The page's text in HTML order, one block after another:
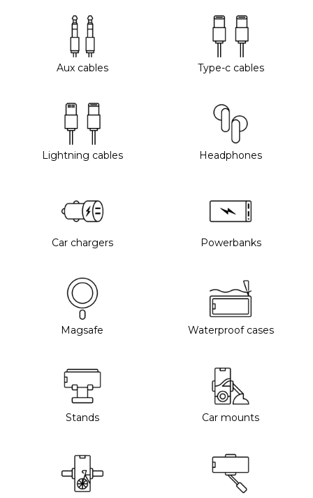
Aux cables Type-c cables
Lightning cables Headphones
Car chargers Powerbanks
Magsafe Waterproof cases
Stands Car mounts